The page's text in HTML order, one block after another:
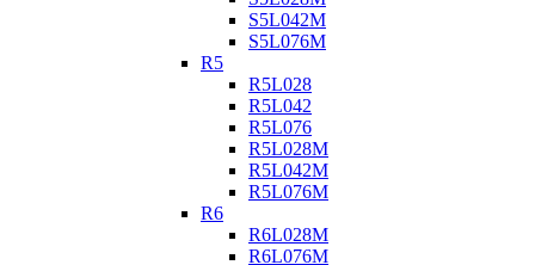
S5L042M
S5L076M
R5
R5L028
R5L042
R5L076
R5L028M
R5L042M
R5L076M
R6
R6L028M
R6L076M